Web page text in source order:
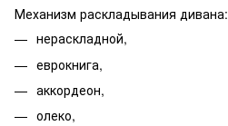
Механизм раскладывания дивана:
нераскладной,
еврокнига,
аккордеон,
олеко,